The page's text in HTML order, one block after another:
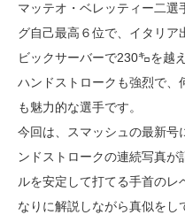
マッテオ・ベレッティー二選
グ自己最高６位で、イタリア
ビックサーバーで230㌔を越
ハンドストロークも強烈で、
も魅力的な選手です。
今回は、スマッシュの最新号
ンドストロークの連続写真
ルを安定して打てる手首の
なりに解説しながら真似をし